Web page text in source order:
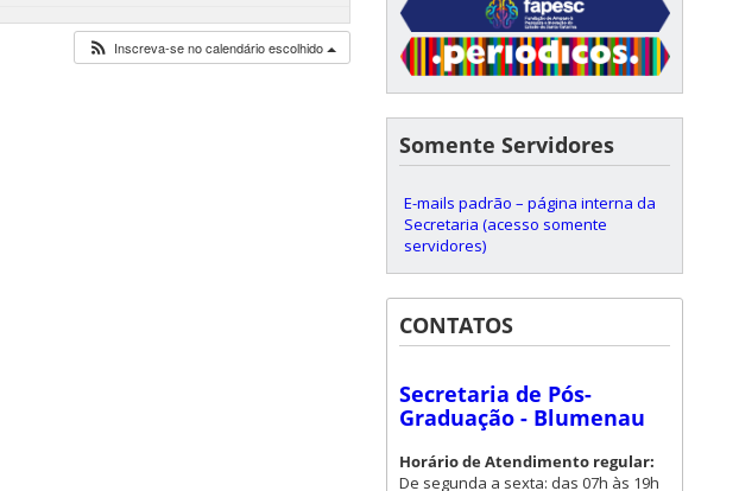
Inscreva-se no calendário escolhido
Somente Servidores
E-mails padrão – página interna da
Secretaria (acesso somente
servidores)
CONTATOS
Secretaria de Pós-
Graduação - Blumenau
Horário de Atendimento regular:
De segunda a sexta: das 07h às 19h